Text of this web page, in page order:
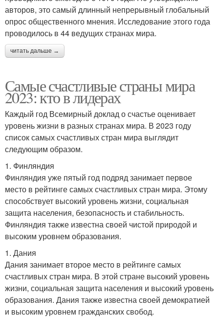
авторов, это самый длинный непрерывный глобальный
опрос общественного мнения. Исследование этого года
проводилось в 44 ведущих странах мира.
читать дальше →
Самые счастливые страны мира
2023: кто в лидерах
Каждый год Всемирный доклад о счастье оценивает
уровень жизни в разных странах мира. В 2023 году
список самых счастливых стран мира выглядит
следующим образом.
1. Финляндия
Финляндия уже пятый год подряд занимает первое
место в рейтинге самых счастливых стран мира. Этому
способствует высокий уровень жизни, социальная
защита населения, безопасность и стабильность.
Финляндия также известна своей чистой природой и
высоким уровнем образования.
1. Дания
Дания занимает второе место в рейтинге самых
счастливых стран мира. В этой стране высокий уровень
жизни, социальная защита населения и высокий уровень
образования. Дания также известна своей демократией
и высоким уровнем гражданских свобод.